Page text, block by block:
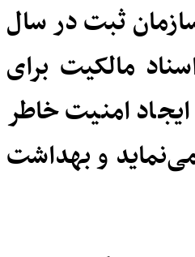
ثبت در سال
مالکیت برای
امنیت خاطر
و بهداشت